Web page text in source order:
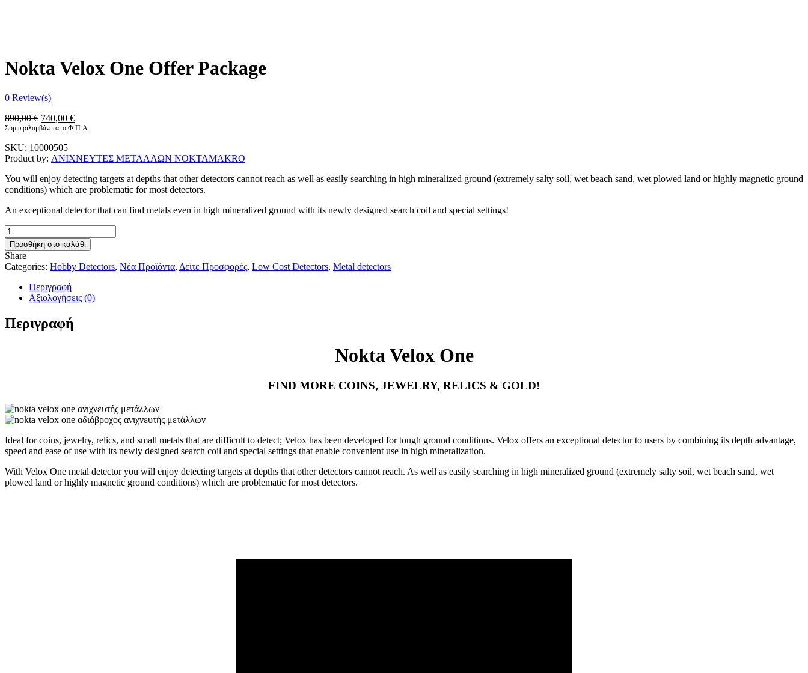
Nokta Velox One Offer Package
0 Review(s)
890,00€ Original
price
890,00 €.
740,00 €Η
τρέχουσα
740,00 €.
Συμπεριλαμβάνεται ο Φ.Π.Α
SKU: 10000505
Product by: ΑΝΙΧΝΕΥΤΕΣ ΜΕΤΑΛΛΩΝ NOKTAMAKRO
You will enjoy detecting targets at depths that other detectors cannot reach as well as easily searching in high mineralized ground (extremely salty soil, wet beach sand, wet plowed land or highly magnetic ground
conditions) which are problematic for most detectors.
An exceptional detector that can find metals even in high mineralized ground with its newly designed search coil and special settings!
Nokta
Velox
One
Offer
Package
ποσότητα
Προσθήκη στο καλάθι
Share
Categories: Hobby Detectors, Νέα Προϊόντα, Δείτε Προσφορές, Low Cost Detectors, Metal detectors
Περιγραφή
Αξιολογήσεις (0)
Περιγραφή
Nokta Velox One
FIND MORE COINS, JEWELRY, RELICS & GOLD!
Ideal for coins, jewelry, relics, and small metals that are difficult to detect; Velox has been developed for tough ground conditions. Velox offers an exceptional detector to users by combining its depth advantage,
speed and ease of use with its newly designed search coil and special settings that enable convenient use in high mineralization.
With Velox One metal detector you will enjoy detecting targets at depths that other detectors cannot reach. As well as easily searching in high mineralized ground (extremely salty soil, wet beach sand, wet
plowed land or highly magnetic ground conditions) which are problematic for most detectors.